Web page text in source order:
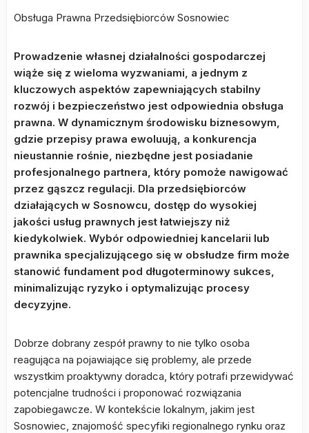
Obsługa Prawna Przedsiębiorców Sosnowiec
Prowadzenie własnej działalności gospodarczej
wiąże się z wieloma wyzwaniami, a jednym z
kluczowych aspektów zapewniających stabilny
rozwój i bezpieczeństwo jest odpowiednia obsługa
prawna. W dynamicznym środowisku biznesowym,
gdzie przepisy prawa ewoluują, a konkurencja
nieustannie rośnie, niezbędne jest posiadanie
profesjonalnego partnera, który pomoże nawigować
przez gąszcz regulacji. Dla przedsiębiorców
działających w Sosnowcu, dostęp do wysokiej
jakości usług prawnych jest łatwiejszy niż
kiedykolwiek. Wybór odpowiedniej kancelarii lub
prawnika specjalizującego się w obsłudze firm może
stanowić fundament pod długoterminowy sukces,
minimalizując ryzyko i optymalizując procesy
decyzyjne.
Dobrze dobrany zespół prawny to nie tylko osoba
reagująca na pojawiające się problemy, ale przede
wszystkim proaktywny doradca, który potrafi przewidywać
potencjalne trudności i proponować rozwiązania
zapobiegawcze. W kontekście lokalnym, jakim jest
Sosnowiec, znajomość specyfiki regionalnego rynku oraz